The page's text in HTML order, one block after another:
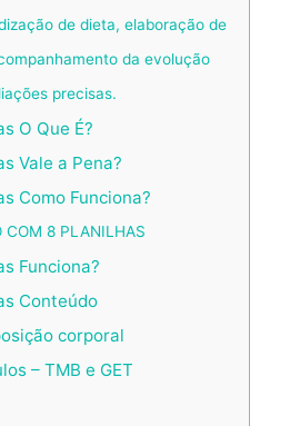
de dieta, elaboração de
da evolução
precisas.
O Que É?
Vale a Pena?
Como Funciona?
COM 8 PLANILHAS
Funciona?
Conteúdo
corporal
– TMB e GET